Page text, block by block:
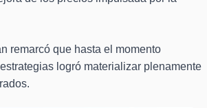
remarcó que hasta el momento
logró materializar plenamente